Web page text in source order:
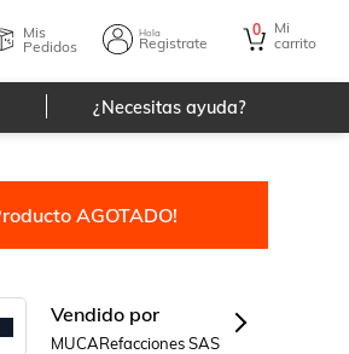
Mis
Pedidos
Hola
Registrate
0
Mi
carrito
¿Necesitas ayuda?
AGOTADO!
Vendido por
MUCARefacciones SAS